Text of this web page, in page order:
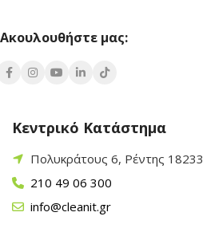
Ακουλουθήστε μας:
Κεντρικό Κατάστημα
Πολυκράτους 6, Ρέντης 18233
210 49 06 300
info@cleanit.gr